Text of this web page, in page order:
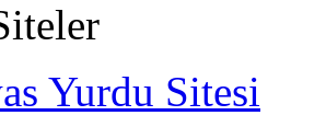
Yurdu Sitesi